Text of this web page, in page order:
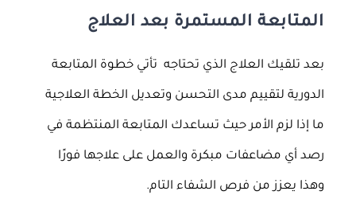
المتابعة المستمرة بعد العلاج
بعد تلقيك العلاج الذي تحتاجه تأتي خطوة المتابعة
الدورية لتقييم مدى التحسن وتعديل الخطة العلاجية
ما إذا لزم الأمر حيث تساعدك المتابعة المنتظمة في
رصد أي مضاعفات مبكرة والعمل على علاجها فورًا
وهذا يعزز من فرص الشفاء التام.